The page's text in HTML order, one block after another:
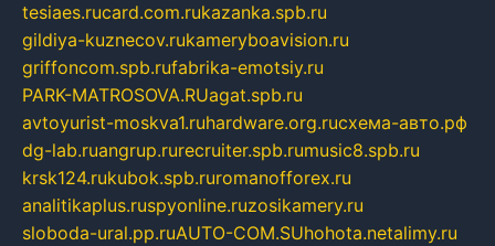
tesiaes.rucard.com.rukazanka.spb.ru
gildiya-kuznecov.rukameryboavision.ru
griffoncom.spb.rufabrika-emotsiy.ru
PARK-MATROSOVA.RUagat.spb.ru
avtoyurist-moskva1.ruhardware.org.ruсхема-авто.рф
dg-lab.ruangrup.rurecruiter.spb.rumusic8.spb.ru
krsk124.rukubok.spb.ruromanofforex.ru
analitikaplus.ruspyonline.ruzosikamery.ru
sloboda-ural.pp.ruAUTO-COM.SUhohota.netalimy.ru